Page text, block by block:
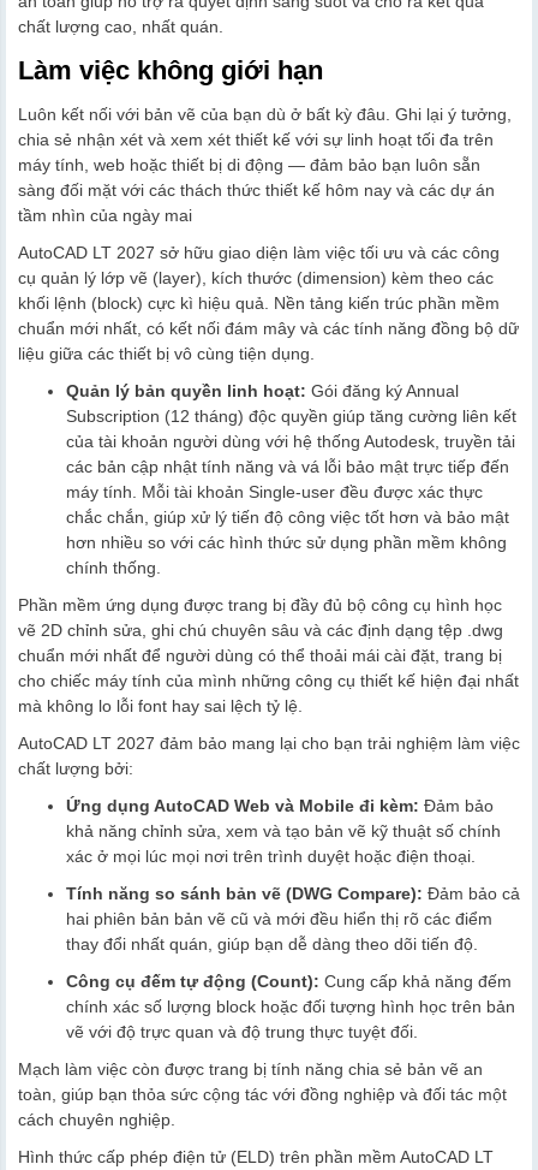
chất lượng cao, nhất quán.
Làm việc không giới hạn
Luôn kết nối với bản vẽ của bạn dù ở bất kỳ đâu. Ghi lại ý tưởng,
chia sẻ nhận xét và xem xét thiết kế với sự linh hoạt tối đa trên
máy tính, web hoặc thiết bị di động — đảm bảo bạn luôn sẵn
sàng đối mặt với các thách thức thiết kế hôm nay và các dự án
tầm nhìn của ngày mai
AutoCAD LT 2027 sở hữu giao diện làm việc tối ưu và các công
cụ quản lý lớp vẽ (layer), kích thước (dimension) kèm theo các
khối lệnh (block) cực kì hiệu quả. Nền tảng kiến trúc phần mềm
chuẩn mới nhất, có kết nối đám mây và các tính năng đồng bộ dữ
liệu giữa các thiết bị vô cùng tiện dụng.
Quản lý bản quyền linh hoạt: Gói đăng ký Annual
Subscription (12 tháng) độc quyền giúp tăng cường liên kết
của tài khoản người dùng với hệ thống Autodesk, truyền tải
các bản cập nhật tính năng và vá lỗi bảo mật trực tiếp đến
máy tính. Mỗi tài khoản Single-user đều được xác thực
chắc chắn, giúp xử lý tiến độ công việc tốt hơn và bảo mật
hơn nhiều so với các hình thức sử dụng phần mềm không
chính thống.
Phần mềm ứng dụng được trang bị đầy đủ bộ công cụ hình học
vẽ 2D chỉnh sửa, ghi chú chuyên sâu và các định dạng tệp .dwg
chuẩn mới nhất để người dùng có thể thoải mái cài đặt, trang bị
cho chiếc máy tính của mình những công cụ thiết kế hiện đại nhất
mà không lo lỗi font hay sai lệch tỷ lệ.
AutoCAD LT 2027 đảm bảo mang lại cho bạn trải nghiệm làm việc
chất lượng bởi:
Ứng dụng AutoCAD Web và Mobile đi kèm: Đảm bảo
khả năng chỉnh sửa, xem và tạo bản vẽ kỹ thuật số chính
xác ở mọi lúc mọi nơi trên trình duyệt hoặc điện thoại.
Tính năng so sánh bản vẽ (DWG Compare): Đảm bảo cả
hai phiên bản bản vẽ cũ và mới đều hiển thị rõ các điểm
thay đổi nhất quán, giúp bạn dễ dàng theo dõi tiến độ.
Công cụ đếm tự động (Count): Cung cấp khả năng đếm
chính xác số lượng block hoặc đối tượng hình học trên bản
vẽ với độ trực quan và độ trung thực tuyệt đối.
Mạch làm việc còn được trang bị tính năng chia sẻ bản vẽ an
toàn, giúp bạn thỏa sức cộng tác với đồng nghiệp và đối tác một
cách chuyên nghiệp.
Hình thức cấp phép điện tử (ELD) trên phần mềm AutoCAD LT